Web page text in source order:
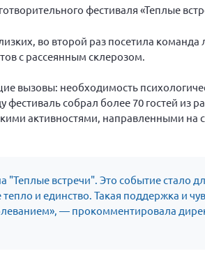
фестиваля «Теплые
во второй раз посетила
с рассеянным склерозом.
вызовы: необходимость
собрал более 70 гостей из
активностями, направленными на
встречи". Это событие стало
и единство. Такая поддержка и
— прокомментировала